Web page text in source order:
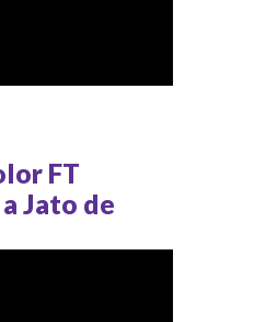
FT
Jato de